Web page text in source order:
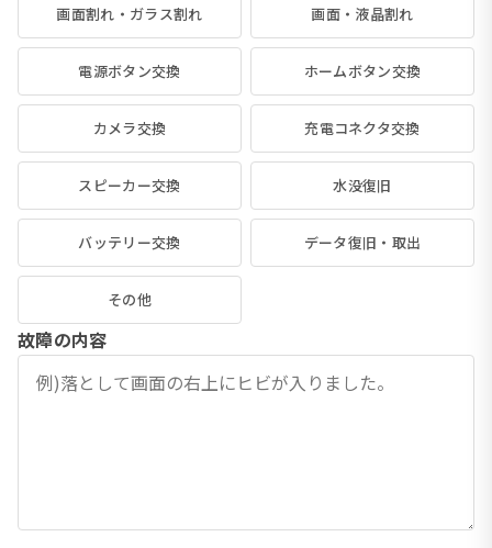
画面割れ・ガラス割れ 画面・液晶割れ
電源ボタン交換 ホームボタン交換
カメラ交換 充電コネクタ交換
スピーカー交換 水没復旧
バッテリー交換 データ復旧・取出
その他
故障の内容